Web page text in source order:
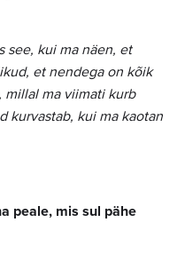
see, kui ma näen, et
et nendega on kõik
millal ma viimati kurb
kurvastab, kui ma kaotan
peale, mis sul pähe